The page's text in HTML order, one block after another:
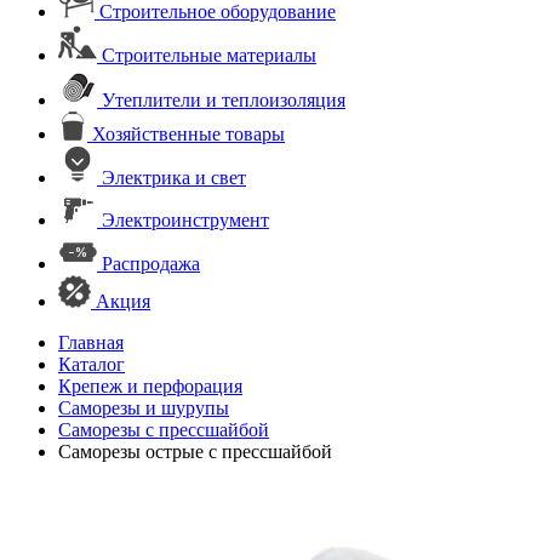
Строительное оборудование
Строительные материалы
Утеплители и теплоизоляция
Хозяйственные товары
Электрика и свет
Электроинструмент
Распродажа
Акция
Главная
Каталог
Крепеж и перфорация
Саморезы и шурупы
Саморезы с прессшайбой
Саморезы острые с прессшайбой